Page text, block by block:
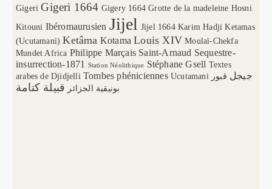
Gigeri Gigeri 1664 Gigery 1664 Grotte de la madeleine Hosni
Kitouni Ibéromaurusien Jijel Jijel 1664 Karim Hadji Ketamas
(Ucutamani) Ketâma Kotama Louis XIV Moulaï-Chekfa
Mundet Africa Philippe Marçais Saint-Arnaud Sequestre-
insurrection-1871
Station Néolithique Stéphane Gsell Textes
arabes de Djidjelli Tombes phéniciennes Ucutamani جيجل قبور
بونيقية الجزائر قبيلة كتامة